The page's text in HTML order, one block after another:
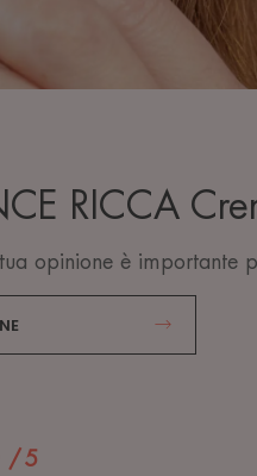
RICCA
opinione è importante
/ 5